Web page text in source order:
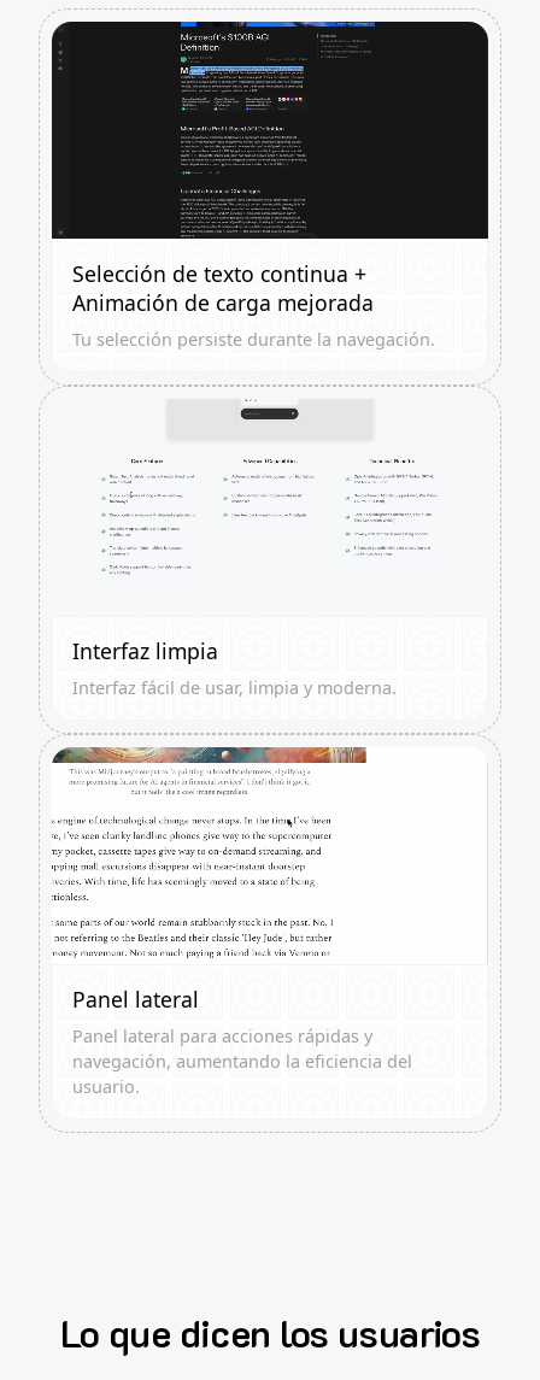
Selección de texto continua +
Animación de carga mejorada
Tu selección persiste durante la navegación.
Interfaz limpia
Interfaz fácil de usar, limpia y moderna.
Panel lateral
Panel lateral para acciones rápidas y
navegación, aumentando la eficiencia del
usuario.
Lo que dicen los usuarios